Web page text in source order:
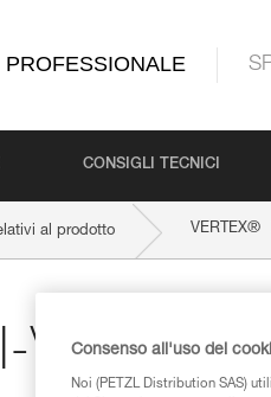
PROFESSIONALE
CONSIGLI TECNICI
al prodotto VERTEX®
VIZConsenso all'uso dei
Noi (PETZL Distribution SAS)